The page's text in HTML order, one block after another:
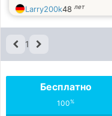
Larry200k48 лет
1
Бесплатно
100%